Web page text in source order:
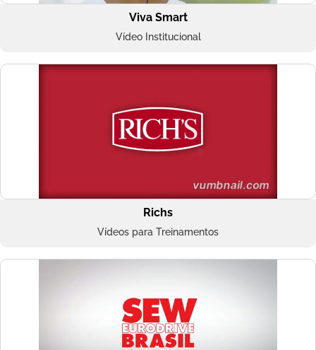
Viva Smart
Vídeo Institucional
Richs
Vídeos para Treinamentos